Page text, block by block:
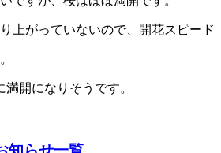
上がっていないので、開花スピード
開になりそうです。